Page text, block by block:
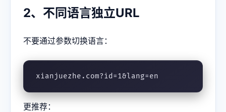
2、不同语言独立URL
不要通过参数切换语言：
xianjuezhe.com?id=1&lang=en
更推荐：